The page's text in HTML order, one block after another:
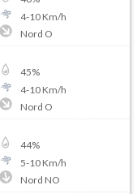
4-10Km/h
Nord O
45%
4-10Km/h
Nord O
44%
5-10Km/h
Nord NO